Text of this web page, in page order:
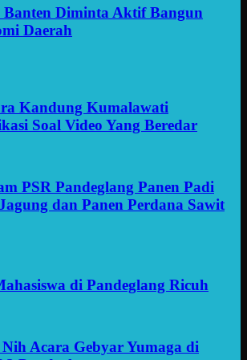
Diminta Aktif Bangun
Daerah
Kandung Kumalawati
Soal Video Yang Beredar
PSR Pandeglang Panen Padi
dan Panen Perdana Sawit
di Pandeglang Ricuh
Acara Gebyar Yumaga di